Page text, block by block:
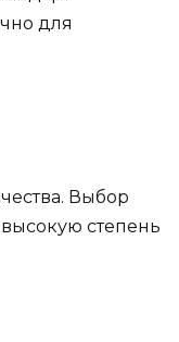
для
Выбор
степень